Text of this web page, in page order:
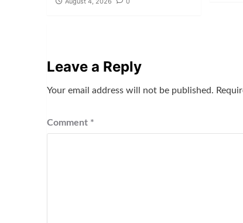
Leave a Reply
Your email address will not be published.
Comment *